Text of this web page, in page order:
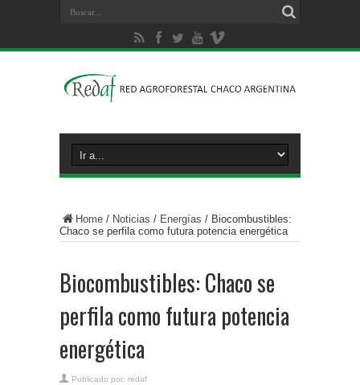
Home / Noticias / Energías / Biocombustibles:
Chaco se perfila como futura potencia energética
Biocombustibles: Chaco se
perfila como futura potencia
energética
Publicado por: redaf